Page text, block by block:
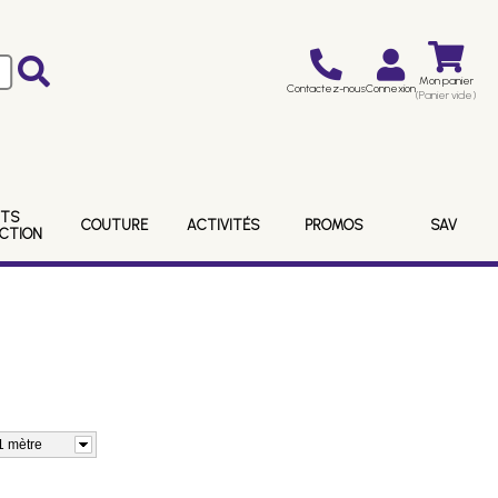
Contactez-nousConnexion Mon panier
(Panier vide)
COUTURE ACTIVITÉS PROMOS SAV
mètre